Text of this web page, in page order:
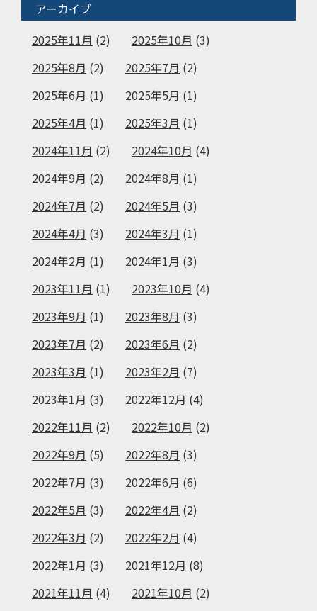
アーカイブ
2025年11月 (2) 2025年10月 (3)
2025年8月 (2) 2025年7月 (2)
2025年6月 (1) 2025年5月 (1)
2025年4月 (1) 2025年3月 (1)
2024年11月 (2) 2024年10月 (4)
2024年9月 (2) 2024年8月 (1)
2024年7月 (2) 2024年5月 (3)
2024年4月 (3) 2024年3月 (1)
2024年2月 (1) 2024年1月 (3)
2023年11月 (1) 2023年10月 (4)
2023年9月 (1) 2023年8月 (3)
2023年7月 (2) 2023年6月 (2)
2023年3月 (1) 2023年2月 (7)
2023年1月 (3) 2022年12月 (4)
2022年11月 (2) 2022年10月 (2)
2022年9月 (5) 2022年8月 (3)
2022年7月 (3) 2022年6月 (6)
2022年5月 (3) 2022年4月 (2)
2022年3月 (2) 2022年2月 (4)
2022年1月 (3) 2021年12月 (8)
2021年11月 (4) 2021年10月 (2)